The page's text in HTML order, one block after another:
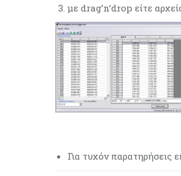
με drag’n’drop είτε
Για τυχόν